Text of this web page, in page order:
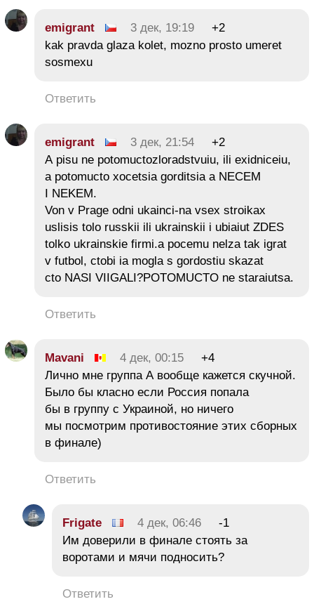
emigrant 3 дек, 19:19
+2
kak pravda glaza kolet, mozno prosto umeret
sosmexu
Ответить
emigrant 3 дек, 21:54
+2
A pisu ne potomuctozloradstvuiu, ili exidniceiu,
a potomucto xocetsia gorditsia a NECEM
I NEKEM.
Von v Prage odni ukainci-na vsex stroikax
uslisis tolo russkii ili ukrainskii i ubiaiut ZDES
tolko ukrainskie firmi.a pocemu nelza tak igrat
v futbol, ctobi ia mogla s gordostiu skazat
cto NASI VIIGALI?POTOMUCTO ne staraiutsa.
Ответить
Mavani 4 дек, 00:15
+4
Лично мне группа А вообще кажется скучной.
Было бы класно если Россия попала
бы в группу с Украиной, но ничего
мы посмотрим противостояние этих сборных
в финале)
Ответить
Frigate 4 дек, 06:46
-1
Им доверили в финале стоять за
воротами и мячи подносить?
Ответить